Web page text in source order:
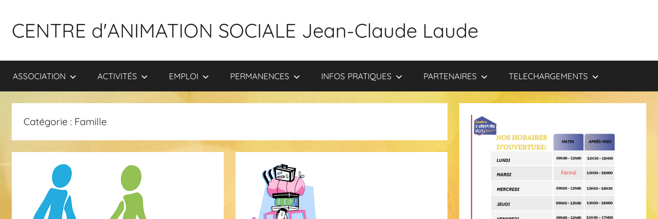
contenu
CENTRE d'ANIMATION SOCIALE Jean-Claude Laude
ASSOCIATION ACTIVITÉS EMPLOI PERMANENCES INFOS PRATIQUES PARTENAIRES TELECHARGEMENTS
Catégorie : Famille